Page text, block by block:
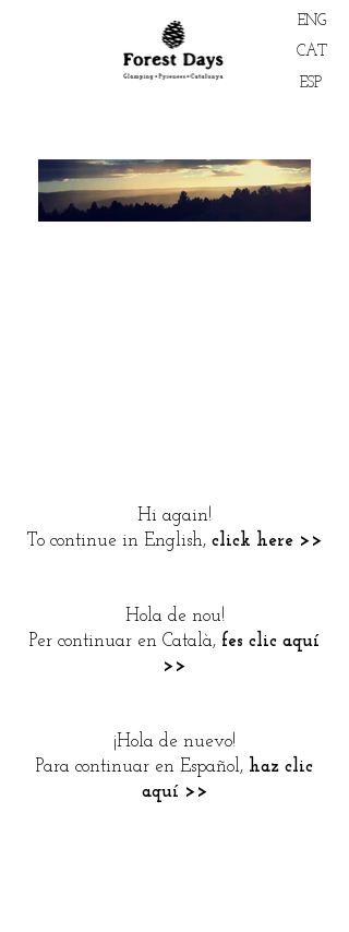
ENG
ESP
CAT
Hi again!
To continue in English, click here >>
Hola de nou!
Per continuar en Català, fes clic aquí
>>
¡Hola de nuevo!
Para continuar en Español, haz clic
aquí >>